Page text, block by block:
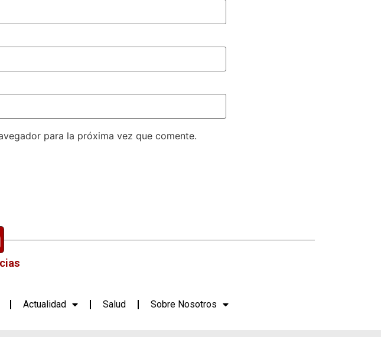
para la próxima vez que comente.
Actualidad Salud Sobre Nosotros